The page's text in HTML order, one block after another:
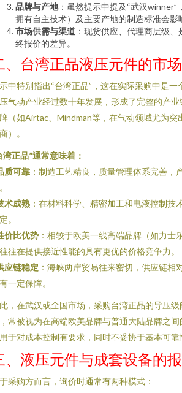
品牌与产地：虽然提示中提及“武汉winner”
拥有自主技术）及主要产地的制造标准会影
市场供需与渠道 ：现货供应、代理商层级
终报价的差异。
、台湾正品液压元件的市
中特别指出“台湾正品”，这在实际采购中是
气动产业经过数十年发展，形成了完整的产
（如Airtac、Mindman等，在气动领域尤为突
）。
湾正品”通常意味着：
质可靠 ：制造工艺精良，质量管理体系完善，
术成熟 ：在材料科学、精密加工和电液控制技
。
价比优势 ：相较于欧美一线高端品牌（如力士
往在提供接近性能的具有更优的价格竞争力。
应链稳定 ：海峡两岸贸易往来密切，供应链相
一定保障。
，在武汉或全国市场，采购台湾正品的导压
常被视为在高端欧美品牌与普通大陆品牌之
于对成本控制有要求，同时不妥协于基本可靠
、液压元件与成套设备的
采购方而言，询价时通常有两种模式：